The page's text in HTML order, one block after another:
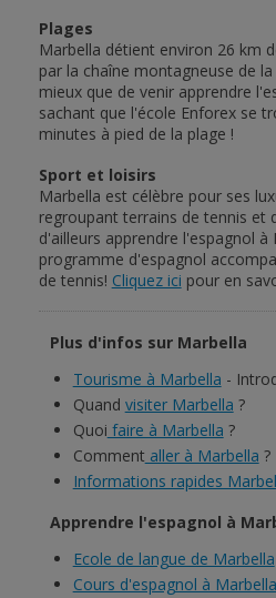
Plages
Marbella détient environ 26 km
par la chaîne montagneuse de
mieux que de venir apprendre
sachant que l'école Enforex se
minutes à pied de la plage !
Sport et loisirs
Marbella est célèbre pour ses
regroupant terrains de tennis et
d'ailleurs apprendre l'espagnol à
programme d'espagnol
de tennis! Cliquez ici pour en
Plus d'infos sur Marbella
Tourisme à Marbella -
Quand visiter Marbella ?
Quoi faire à Marbella ?
Comment aller à Marbella ?
Informations rapides
Apprendre l'espagnol à
Ecole de langue de Marbella
Cours d'espagnol à Marbella